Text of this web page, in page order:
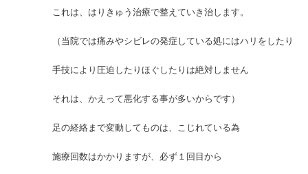
これは、はりきゅう治療で整えていき治します。
（当院では痛みやシビレの発症している処にはハリをしたり
手技により圧迫したりほぐしたりは絶対しません
それは、かえって悪化する事が多いからです）
足の経絡まで変動してものは、こじれている為
施療回数はかかりますが、必ず１回目から